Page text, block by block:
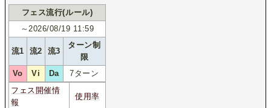
フェス流行(ルール)
～2026/08/19 11:59
流1 流2 流3
ターン制
限
Vo
Vi Da
7ターン
フェス開催情
報
使用率